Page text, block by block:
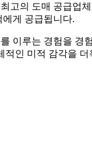
의 도매 공급업
게 공급됩니다.
이루는 경험을 경
인 미적 감각을